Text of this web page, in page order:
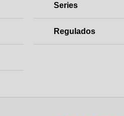
Series
Regulados